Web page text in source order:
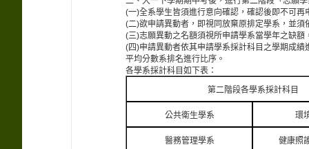
(一)全系學生皆須進行意向確認，確認後即不可再
(二)欲申請異動者，即視同放棄原排定學系，並須
(三)志願異動之名額須視所申請學系當學年之缺
(四)申請異動者依其申請學系採計科目之學期成
平均分數系排名進行比序。
各學系採計科目如下表：
第二階段各學系採計科目
公共衛生學系 環
醫務管理學系 健康照